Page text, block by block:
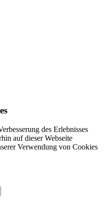
des Erlebnisses
auf dieser Webseite
Verwendung von Cookies